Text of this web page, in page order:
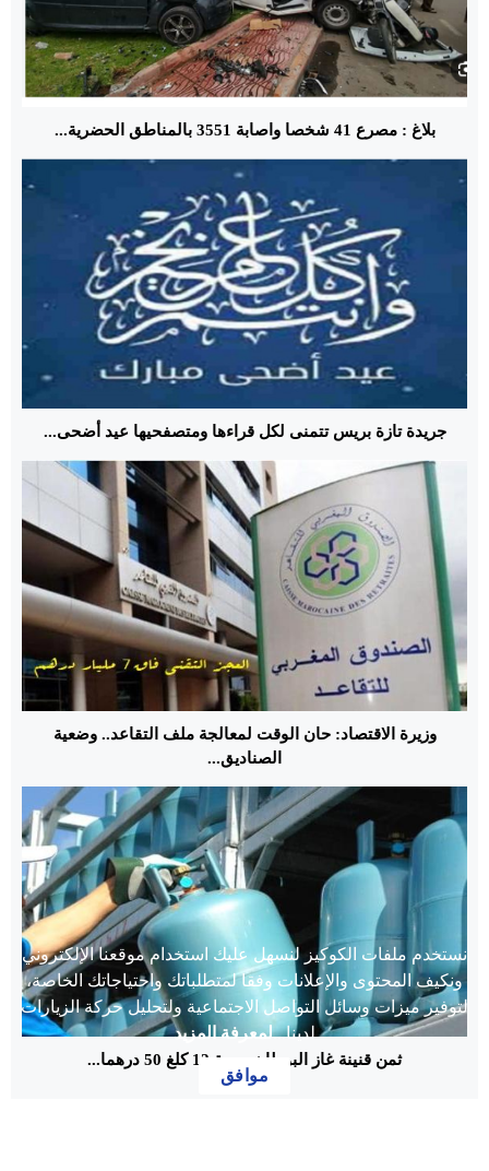
بلاغ : مصرع 41 شخصا واصابة 3551 بالمناطق الحضرية...
جريدة تازة بريس تتمنى لكل قراءها ومتصفحيها عيد أضحى...
وزيرة الاقتصاد: حان الوقت لمعالجة ملف التقاعد.. وضعية
الصناديق...
ثمن قنينة غاز البوطان بسعة 12 كلغ 50 درهما...
نستخدم ملفات الكوكيز لنسهل عليك استخدام موقعنا الإلكتروني
ونكيف المحتوى والإعلانات وفقا لمتطلباتك واحتياجاتك الخاصة،
لتوفير ميزات وسائل التواصل الاجتماعية ولتحليل حركة الزيارات
لدينا...لمعرفة المزيد
موافق